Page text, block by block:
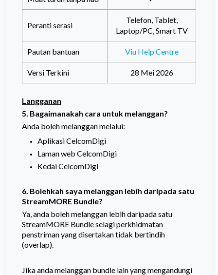
Peranti serasi
Telefon, Tablet,
Laptop/PC, Smart TV
Pautan bantuan Viu Help Centre
Versi Terkini 28 Mei 2026
Langganan
5. Bagaimanakah cara untuk melanggan?
Anda boleh melanggan melalui:
Aplikasi CelcomDigi
Laman web CelcomDigi
Kedai CelcomDigi
6. Bolehkah saya melanggan lebih daripada satu
StreamMORE Bundle?
Ya, anda boleh melanggan lebih daripada satu
StreamMORE Bundle selagi perkhidmatan
penstriman yang disertakan tidak bertindih
(overlap).
Jika anda melanggan bundle lain yang mengandungi